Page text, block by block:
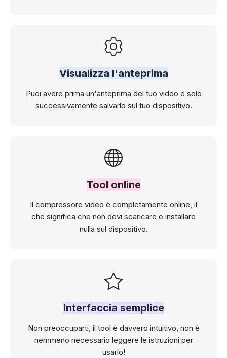
Visualizza l'anteprima
Puoi avere prima un'anteprima del tuo video e solo
successivamente salvarlo sul tuo dispositivo.
Tool online
Il compressore video è completamente online, il
che significa che non devi scaricare e installare
nulla sul dispositivo.
Interfaccia semplice
Non preoccuparti, il tool è davvero intuitivo, non è
nemmeno necessario leggere le istruzioni per
usarlo!